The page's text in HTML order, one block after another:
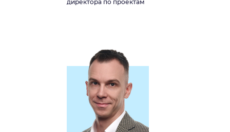
директора по проектам